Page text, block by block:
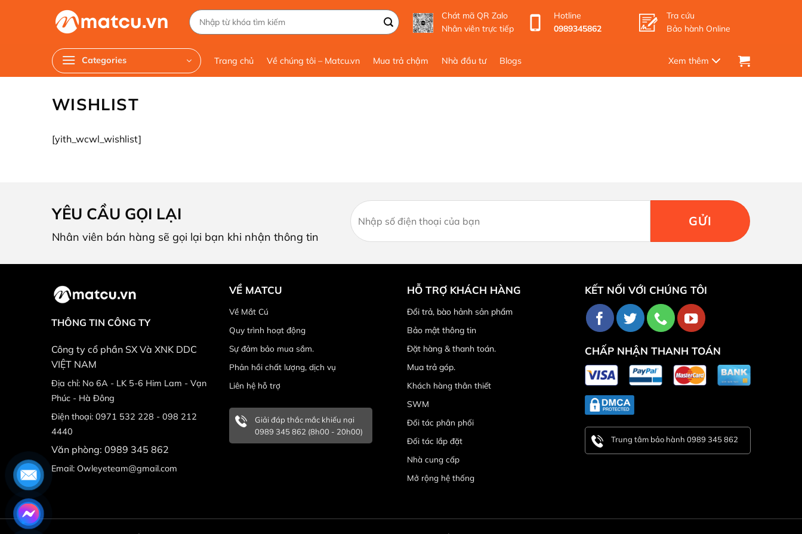
Tìm
kiếm:
Chát mã QR Zalo
Nhân viên trực tiếp
Hotline
0989345862
Tra cứu
Bảo hành Online
Categories Trang chủ Về chúng tôi – Matcu.vn Mua trả chậm Nhà đầu tư Blogs
WISHLIST
[yith_wcwl_wishlist]
YÊU CẦU GỌI LẠI
Nhân viên bán hàng sẽ gọi lại bạn khi nhận thông tin
THÔNG TIN CÔNG TY
Công ty cổ phần SX Và XNK DDC
VIỆT NAM
Địa chỉ: No 6A - LK 5-6 Him Lam - Vạn
Phúc - Hà Đông
Điện thoại: 0971 532 228 - 098 212
4440
Văn phòng: 0989 345 862
Email: Owleyeteam@gmail.com
VỀ MATCU
Về Mắt Cú
Quy trình hoạt động
Sự đảm bảo mua sắm.
Phản hồi chất lượng, dịch vụ
Liên hệ hỗ trợ
Giải đáp thắc mắc khiếu nại
0989 345 862 (8h00 - 20h00)
HỖ TRỢ KHÁCH HÀNG
Đổi trả, bào hảnh sản phẩm
Bảo mật thông tin
Đặt hàng & thanh toán.
Mua trả góp.
Khách hàng thân thiết
SWM
Đối tác phân phối
Đối tác lắp đặt
Nhà cung cấp
Mở rộng hệ thống
KẾT NỐI VỚI CHÚNG TÔI
CHẤP NHẬN THANH TOÁN
Trung tâm bảo hành 0989 345 862